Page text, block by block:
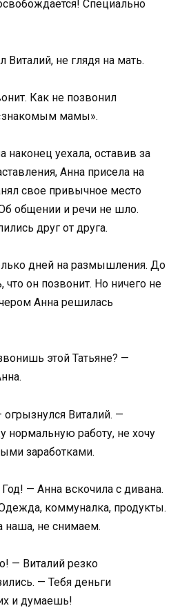
Специально
не глядя на мать.
Как не позвонил
мамы».
наконец уехала, оставив за
Анна присела на
свое привычное место
общении и речи не шло.
друг от друга.
дней на размышления. До
что он позвонит. Но ничего не
Анна решилась
этой Татьяне? —
Виталий. —
работу, не хочу
заработками.
— Анна вскочила с дивана.
коммуналка, продукты.
наша, не снимаем.
— Виталий резко
— Тебя деньги
и думаешь!